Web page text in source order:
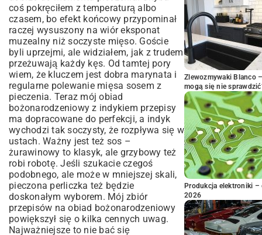
coś pokręciłem z temperaturą albo
czasem, bo efekt końcowy przypominał
raczej wysuszony na wiór eksponat
muzealny niż soczyste mięso. Goście
byli uprzejmi, ale widziałem, jak z trudem
przeżuwają każdy kęs. Od tamtej pory
wiem, że kluczem jest dobra marynata i
regularne polewanie mięsa sosem z
pieczenia. Teraz mój obiad
bożonarodzeniowy z indykiem przepisy
ma dopracowane do perfekcji, a indyk
wychodzi tak soczysty, że rozpływa się w
ustach. Ważny jest też sos –
żurawinowy to klasyk, ale grzybowy też
robi robotę. Jeśli szukacie czegoś
podobnego, ale może w mniejszej skali,
pieczona perliczka też będzie
doskonałym wyborem. Mój zbiór
przepisów na obiad bożonarodzeniowy
powiększył się o kilka cennych uwag.
Najważniejsze to nie bać się
Zlewozmywaki Blanco
mogą się nie
Produkcja elektroniki –
2026